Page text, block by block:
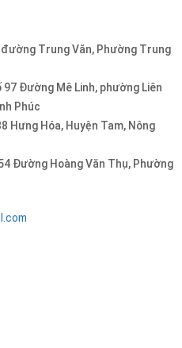
đường Trung Văn, Phường Trung
97 Đường Mê Linh, phường Liên
Phúc
Hưng Hóa, Huyện Tam, Nông
Đường Hoàng Văn Thụ, Phường